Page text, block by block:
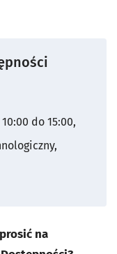
do 15:00,
na